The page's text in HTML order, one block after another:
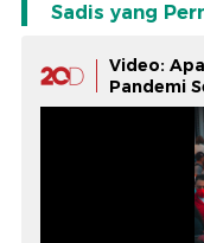
Sadis yang
Video:
Pandemi